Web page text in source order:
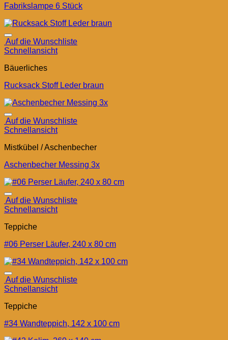
Fabrikslampe 6 Stück
Auf die Wunschliste
Schnellansicht
Bäuerliches
Rucksack Stoff Leder braun
Auf die Wunschliste
Schnellansicht
Mistkübel / Aschenbecher
Aschenbecher Messing 3x
Auf die Wunschliste
Schnellansicht
Teppiche
#06 Perser Läufer, 240 x 80 cm
Auf die Wunschliste
Schnellansicht
Teppiche
#34 Wandteppich, 142 x 100 cm